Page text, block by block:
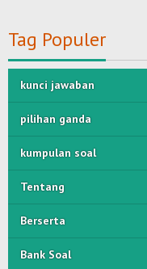
Tag Populer
kunci jawaban
pilihan ganda
kumpulan soal
Tentang
Berserta
Bank Soal